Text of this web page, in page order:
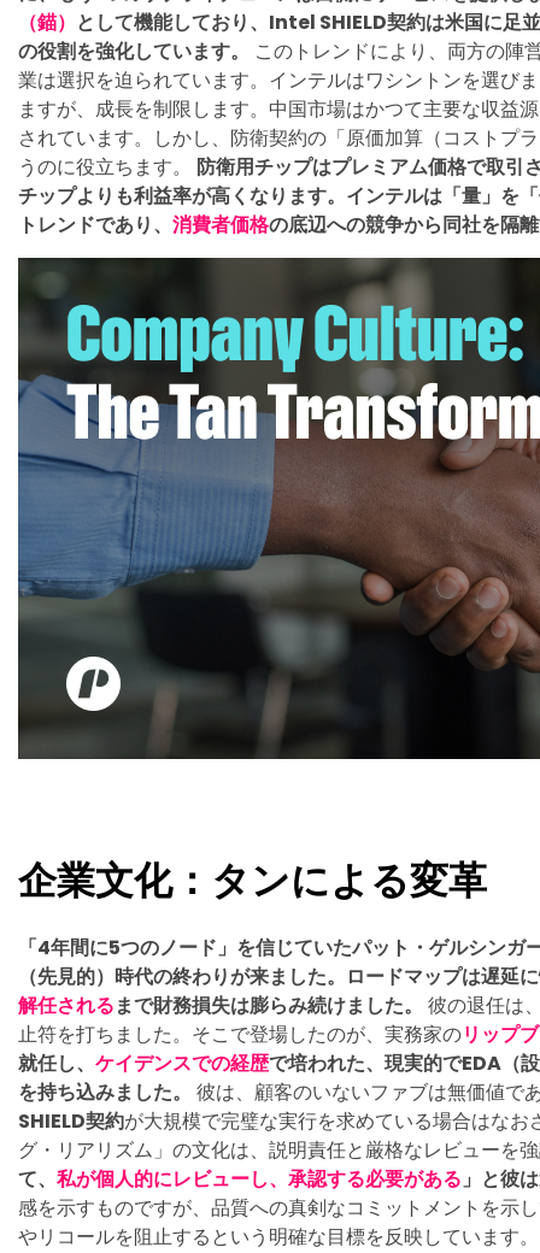
（錨） として機能しており、Intel SHIELD契約は米国に足
の役割を強化しています。
このトレンドにより、両方の陣
業は選択を迫られています。インテルはワシントンを選び
ますが、成長を制限します。中国市場はかつて主要な収益
されています。しかし、防衛契約の「原価加算（コストプ
うのに役立ちます。 防衛用チップはプレミアム価格で取引
チップよりも利益率が高くなります。インテルは「量」を
トレンドであり、 消費者価格の底辺への競争から同社を隔
企業文化：タンによる変革
「4年間に5つのノード」を信じていたパット・ゲルシン
（先見的）時代の終わりが来ました。ロードマップは遅
解任されるまで財務損失は膨らみ続けました。
彼の退任は
止符を打ちました。そこで登場したのが、実務家のリップ
就任し、 ケイデンスでの経歴で培われた、現実的でEDA（
を持ち込みました。
彼は、顧客のいないファブは無価値で
SHIELD契約が大規模で完璧な実行を求めている場合はな
グ・リアリズム」の文化は、説明責任と厳格なレビューを
て、 私が個人的にレビューし、承認する必要がある」と彼
感を示すものですが、品質への真剣なコミットメントを示
やリコールを阻止するという明確な目標を反映しています。